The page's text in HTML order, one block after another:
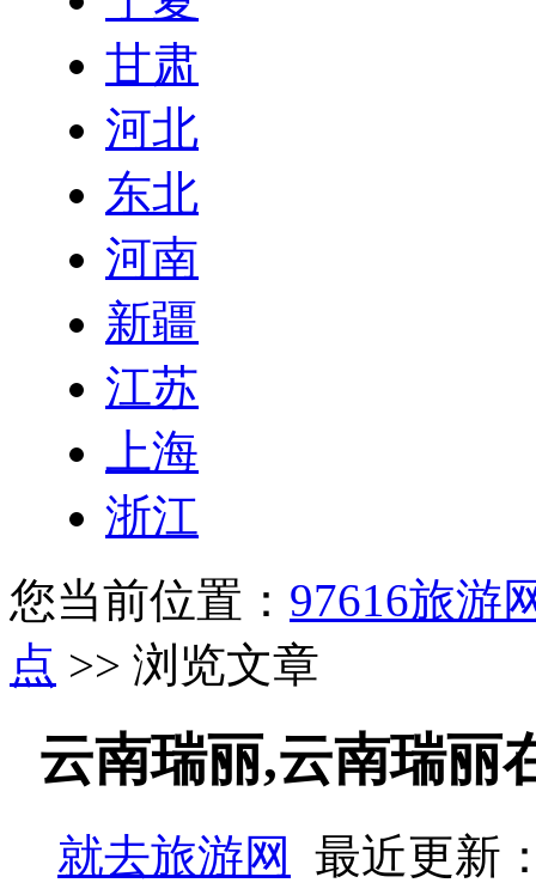
甘肃
河北
东北
河南
新疆
江苏
上海
浙江
您当前位置： 97616旅游
点 >> 浏览文章
云南瑞丽,云南瑞丽
就去旅游网
最近更新